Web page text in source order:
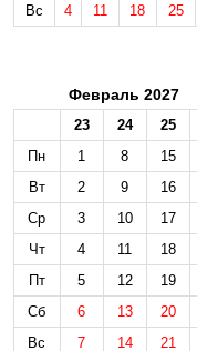
Вс
4 11 18 25
Февраль 2027
23 24
25
Пн
1 8
15
Вт
2 9
16
Ср
3 10
17
Чт
4 11
18
Пт
5 12
19
Сб
6 13
20
Вс
7 14 21